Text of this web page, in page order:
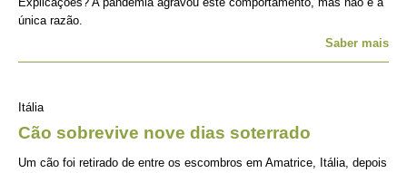
única razão.
Saber mais
Itália
Cão sobrevive nove dias soterrado
Um cão foi retirado de entre os escombros em Amatrice, Itália, depois